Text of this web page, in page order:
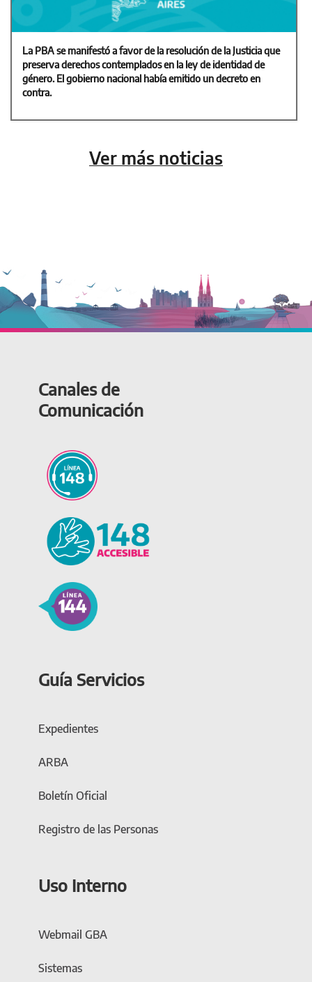
La PBA se manifestó a favor de la resolución de la Justicia que
preserva derechos contemplados en la ley de identidad de
género. El gobierno nacional había emitido un decreto en
contra.
Ver más noticias
Canales de
Comunicación
Guía Servicios
Expedientes
ARBA
Boletín Oficial
Registro de las Personas
Uso Interno
Webmail GBA
Sistemas